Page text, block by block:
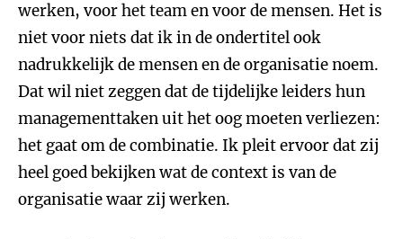
werken, voor het team en voor de mensen. Het is
niet voor niets dat ik in de ondertitel ook
nadrukkelijk de mensen en de organisatie noem.
Dat wil niet zeggen dat de tijdelijke leiders hun
managementtaken uit het oog moeten verliezen:
het gaat om de combinatie. Ik pleit ervoor dat zij
heel goed bekijken wat de context is van de
organisatie waar zij werken.